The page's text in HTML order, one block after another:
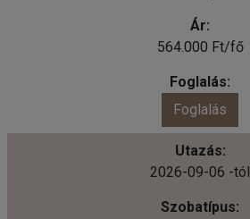
564.000 Ft/fő
Foglalás
2026-09-06 -tól